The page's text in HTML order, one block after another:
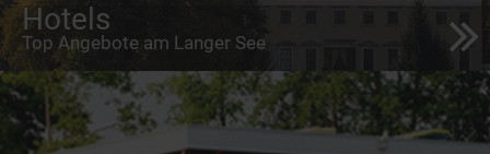
Hotels
Top Angebote am Langer See